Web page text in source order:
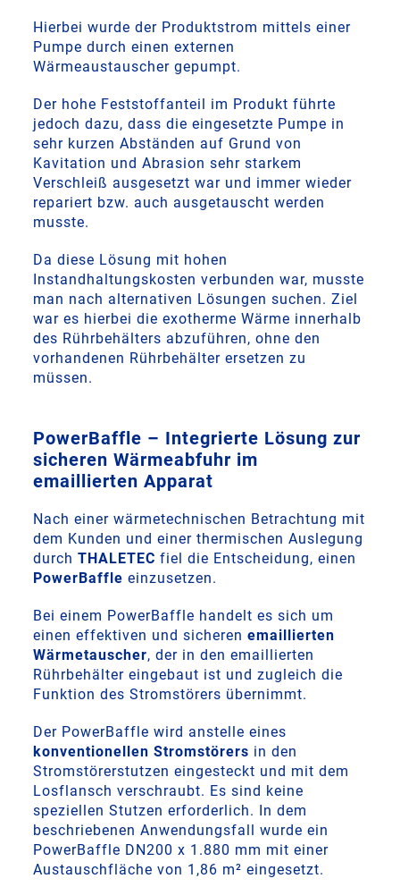
Hierbei wurde der Produktstrom mittels einer
Pumpe durch einen externen
Wärmeaustauscher gepumpt.
Der hohe Feststoffanteil im Produkt führte
jedoch dazu, dass die eingesetzte Pumpe in
sehr kurzen Abständen auf Grund von
Kavitation und Abrasion sehr starkem
Verschleiß ausgesetzt war und immer wieder
repariert bzw. auch ausgetauscht werden
musste.
Da diese Lösung mit hohen
Instandhaltungskosten verbunden war, musste
man nach alternativen Lösungen suchen. Ziel
war es hierbei die exotherme Wärme innerhalb
des Rührbehälters abzuführen, ohne den
vorhandenen Rührbehälter ersetzen zu
müssen.
PowerBaffle – Integrierte Lösung zur
sicheren Wärmeabfuhr im
emaillierten Apparat
Nach einer wärmetechnischen Betrachtung mit
dem Kunden und einer thermischen Auslegung
durchTHALETEC fiel die Entscheidung, einen
PowerBaffle einzusetzen.
Bei einem PowerBaffle handelt es sich um
einen effektiven und sicherenemaillierten
Wärmetauscher, der in den emaillierten
Rührbehälter eingebaut ist und zugleich die
Funktion des Stromstörers übernimmt.
Der PowerBaffle wird anstelle eines
konventionellen Stromstörers in den
Stromstörerstutzen eingesteckt und mit dem
Losflansch verschraubt. Es sind keine
speziellen Stutzen erforderlich. In dem
beschriebenen Anwendungsfall wurde ein
PowerBaffle DN200 x 1.880 mm mit einer
Austauschfläche von 1,86 m² eingesetzt.